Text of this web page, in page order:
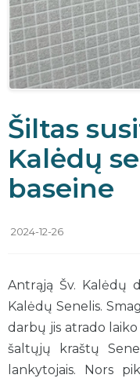
Šiltas
Kalėdų
baseine
2024-12-26
Antrąją Šv. Kalėdų
Kalėdų Senelis.
darbų jis atrado
šaltųjų kraštų
lankytojais. Nors